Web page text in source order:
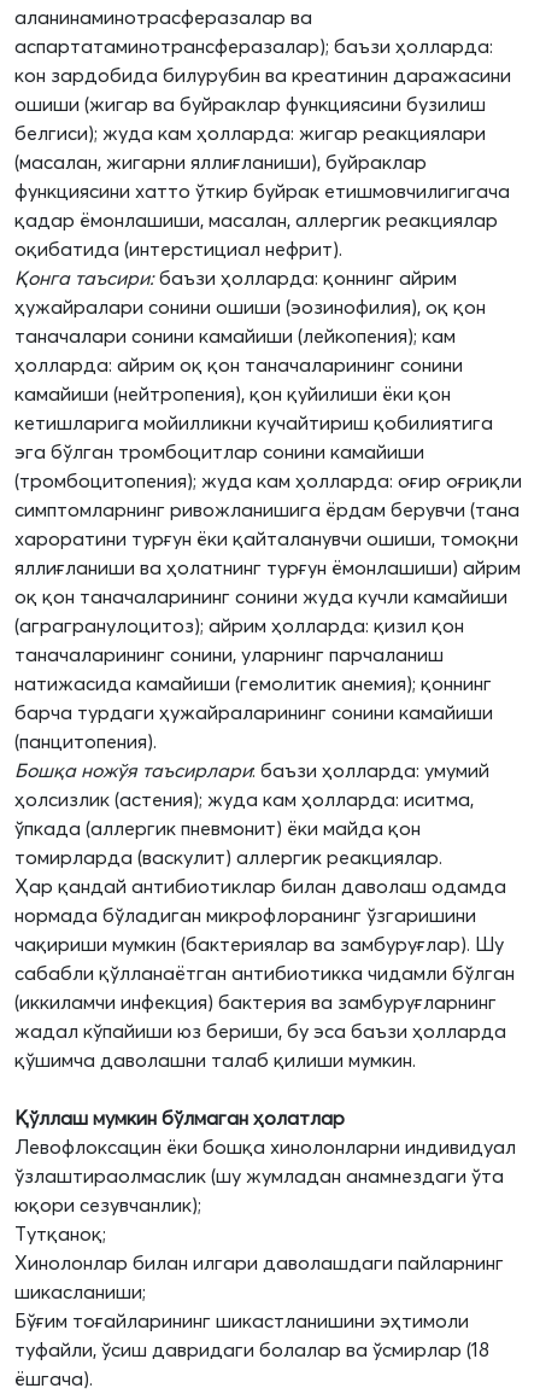
аланинаминотрасферазалар ва
аспартатаминотрансферазалар); баъзи ҳолларда:
кон зардобида билурубин ва креатинин даражасини
ошиши (жигар ва буйраклар функциясини бузилиш
белгиси); жуда кам ҳолларда: жигар реакциялари
(масалан, жигарни яллиғланиши), буйраклар
функциясини хатто ўткир буйрак етишмовчилигигача
қадар ёмонлашиши, масалан, аллергик реакциялар
оқибатида (интерстициал нефрит).
Қонга таъсири:баъзи ҳолларда: қоннинг айрим
ҳужайралари сонини ошиши (эозинофилия), оқ қон
таначалари сонини камайиши (лейкопения); кам
ҳолларда: айрим оқ қон таначаларининг сонини
камайиши (нейтропения), қон қуйилиши ёки қон
кетишларига мойилликни кучайтириш қобилиятига
эга бўлган тромбоцитлар сонини камайиши
(тромбоцитопения); жуда кам ҳолларда: оғир оғриқли
симптомларнинг ривожланишига ёрдам берувчи (тана
хароратини турғун ёки қайталанувчи ошиши, томоқни
яллиғланиши ва ҳолатнинг турғун ёмонлашиши) айрим
оқ қон таначаларининг сонини жуда кучли камайиши
(аграгранулоцитоз); айрим ҳолларда: қизил қон
таначаларининг сонини, уларнинг парчаланиш
натижасида камайиши (гемолитик анемия); қоннинг
барча турдаги ҳужайраларининг сонини камайиши
(панцитопения).
Бошқа ножўя таъсирлари: баъзи ҳолларда: умумий
ҳолсизлик (астения); жуда кам ҳолларда: иситма,
ўпкада (аллергик пневмонит) ёки майда қон
томирларда (васкулит) аллергик реакциялар.
Ҳар қандай антибиотиклар билан даволаш одамда
нормада бўладиган микрофлоранинг ўзгаришини
чақириши мумкин (бактериялар ва замбуруғлар). Шу
сабабли қўлланаётган антибиотикка чидамли бўлган
(иккиламчи инфекция) бактерия ва замбуруғларнинг
жадал кўпайиши юз бериши, бу эса баъзи ҳолларда
қўшимча даволашни талаб қилиши мумкин.
Қўллаш мумкин бўлмаган ҳолатлар
Левофлоксацин ёки бошқа хинолонларни индивидуал
ўзлаштираолмаслик (шу жумладан анамнездаги ўта
юқори сезувчанлик);
Тутқаноқ;
Хинолонлар билан илгари даволашдаги пайларнинг
шикасланиши;
Бўғим тоғайларининг шикастланишини эҳтимоли
туфайли, ўсиш давридаги болалар ва ўсмирлар (18
ёшгача).